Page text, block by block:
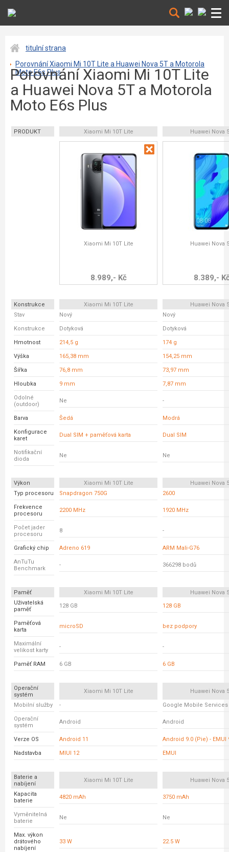
titulní strana
Porovnání Xiaomi Mi 10T Lite a Huawei Nova 5T a Motorola
Moto E6s Plus
Porovnání Xiaomi Mi 10T Lite
a Huawei Nova 5T a Motorola
Moto E6s Plus
PRODUKT Xiaomi Mi 10T Lite Huawei Nova
Xiaomi Mi 10T Lite
8.989,- Kč
Huawei Nova
8.389,-
Konstrukce Xiaomi Mi 10T Lite
Huawei Nova
Stav
Nový Nový
Konstrukce Dotyková Dotyková
Hmotnost 214,5 g 174 g
Výška 165,38 mm 154,25 mm
Šířka 76,8 mm 73,97 mm
Hloubka 9 mm 7,87 mm
Odolné
(outdoor)
Ne -
Barva Šedá Modrá
Konfigurace
karet
Dual SIM + paměťová karta Dual SIM
Notifikační
dioda
Ne Ne
Výkon Xiaomi Mi 10T Lite
Huawei Nova
Typ procesoru
Snapdragon 750G 2600
Frekvence
procesoru
2200 MHz 1920 MHz
Počet jader
procesoru
8 -
Grafický chip Adreno 619 ARM Mali-G76
AnTuTu
Benchmark
- 366298 bodů
Paměť Xiaomi Mi 10T Lite
Huawei Nova
Uživatelská
paměť
128 GB 128 GB
Paměťová
karta
microSD bez podpory
Maximální
velikost karty
- -
Paměť RAM 6 GB 6 GB
Operační
systém
Xiaomi Mi 10T Lite Huawei Nova
Mobilní služby - Google Mobile Services
Operační
systém
Android Android
Verze OS Android 11 Android 9.0 (Pie) - EMUI
Nadstavba MIUI 12 EMUI
Baterie a
nabíjení
Xiaomi Mi 10T Lite Huawei Nova
Kapacita
baterie
4820 mAh 3750 mAh
Vyměnitelná
baterie
Ne Ne
Max. výkon
drátového
nabíjení
33 W 22.5 W